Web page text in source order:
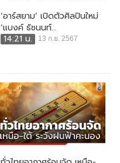
‘อาร์สยาม’ เปิดตัวศิลปินใหม่
‘แบงค์ ธัชนนท์...
14:21 น.
13 ก.ย. 2567